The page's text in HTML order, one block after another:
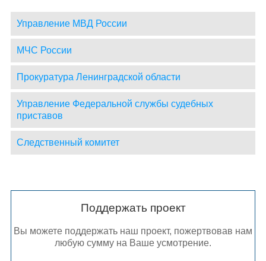
Управление МВД России
МЧС России
Прокуратура Ленинградской области
Управление Федеральной службы судебных
приставов
Следственный комитет
Поддержать проект
Вы можете поддержать наш проект, пожертвовав нам
любую сумму на Ваше усмотрение.